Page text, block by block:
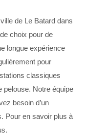
de Le Batard dans
choix pour de
longue expérience
pour
classiques
pelouse. Notre équipe
besoin d’un
Pour en savoir plus à